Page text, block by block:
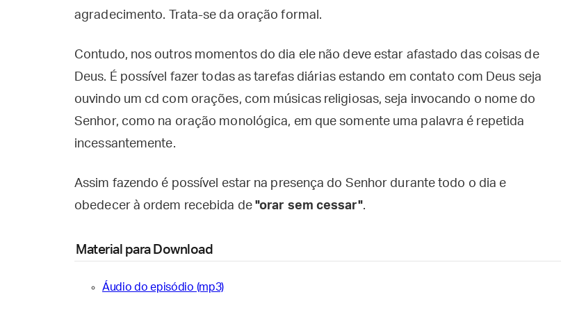
agradecimento. Trata-se da oração formal.
Contudo, nos outros momentos do dia ele não deve estar afastado das coisas de
Deus. É possível fazer todas as tarefas diárias estando em contato com Deus seja
ouvindo um cd com orações, com músicas religiosas, seja invocando o nome do
Senhor, como na oração monológica, em que somente uma palavra é repetida
incessantemente.
Assim fazendo é possível estar na presença do Senhor durante todo o dia e
obedecer à ordem recebida de "orar sem cessar".
Material para Download
Áudio do episódio (mp3)